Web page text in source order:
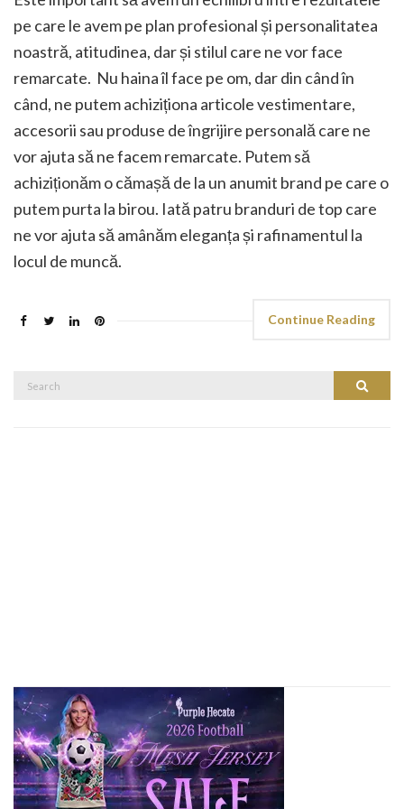
pe care le avem pe plan profesional și personalitatea
noastră, atitudinea, dar și stilul care ne vor face
remarcate. Nu haina îl face pe om, dar din când în
când, ne putem achiziționa articole vestimentare,
accesorii sau produse de îngrijire personală care ne
vor ajuta să ne facem remarcate. Putem să
achiziționăm o cămașă de la un anumit brand pe care o
putem purta la birou. Iată patru branduri de top care
ne vor ajuta să amânăm eleganța și rafinamentul la
locul de muncă.
Continue Reading
Search